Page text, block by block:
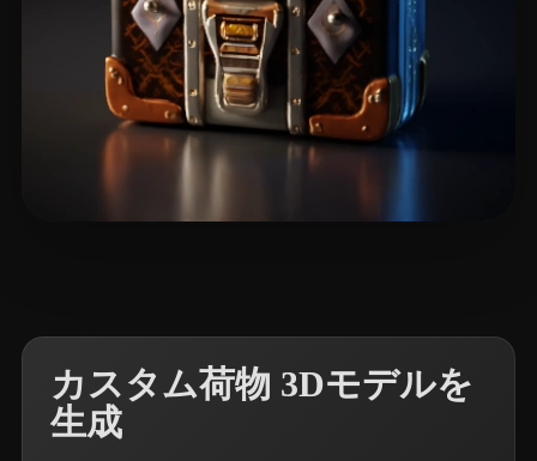
カスタム荷物 3Dモデルを
生成